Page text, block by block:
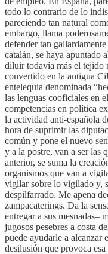
todo lo contrario de lo
pareciendo tan natural
embargo, llama
defender tan
catalán, se haya apuntado
diluir todavía más el tejido
convertido en la antigua
entelequia denominada
las lenguas cooficiales en
competencias en política
la actividad anti-española
hora de suprimir las
común y pone el nuevo
y a la postre, van a ser las
anterior, se suma la
organismos que van a
vigilar sobre lo vigilado y,
despilfarrado. Me apena
zampacaterings. Da la
entregar a sus mesnadas–
jugosos pesebres a costa
puede ayudarle a alcanzar
desilusión que provoca